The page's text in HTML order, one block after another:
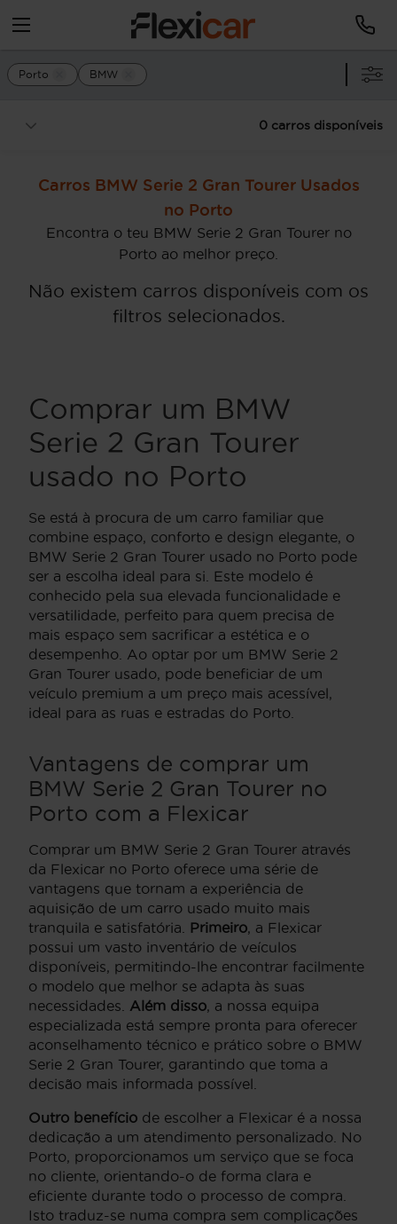
Porto BMW
0 carros disponíveis
Carros BMW Serie 2 Gran Tourer Usados
no Porto
Encontra o teu BMW Serie 2 Gran Tourer no
Porto ao melhor preço.
Não existem carros disponíveis com os
filtros selecionados.
Comprar um BMW
Serie 2 Gran Tourer
usado no Porto
Se está à procura de um carro familiar que
combine espaço, conforto e design elegante, o
BMW Serie 2 Gran Tourer usado no Porto pode
ser a escolha ideal para si. Este modelo é
conhecido pela sua elevada funcionalidade e
versatilidade, perfeito para quem precisa de
mais espaço sem sacrificar a estética e o
desempenho. Ao optar por um BMW Serie 2
Gran Tourer usado, pode beneficiar de um
veículo premium a um preço mais acessível,
ideal para as ruas e estradas do Porto.
Vantagens de comprar um
BMW Serie 2 Gran Tourer no
Porto com a Flexicar
Comprar um BMW Serie 2 Gran Tourer através
da Flexicar no Porto oferece uma série de
vantagens que tornam a experiência de
aquisição de um carro usado muito mais
tranquila e satisfatória. Primeiro, a Flexicar
possui um vasto inventário de veículos
disponíveis, permitindo-lhe encontrar facilmente
o modelo que melhor se adapta às suas
necessidades. Além disso, a nossa equipa
especializada está sempre pronta para oferecer
aconselhamento técnico e prático sobre o BMW
Serie 2 Gran Tourer, garantindo que toma a
decisão mais informada possível.
Outro benefício de escolher a Flexicar é a nossa
dedicação a um atendimento personalizado. No
Porto, proporcionamos um serviço que se foca
no cliente, orientando-o de forma clara e
eficiente durante todo o processo de compra.
Isto traduz-se numa compra sem complicações